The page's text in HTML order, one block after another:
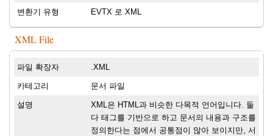
변환기 유형 EVTX 로 XML
XML File
파일 확장자 .XML
카테고리 문서 파일
설명
XML은 HTML과 비슷한 다목적 언어입니다. 둘
다 태그를 기반으로 하고 문서의 내용과 구조를
정의한다는 점에서 공통점이 많아 보이지만, 서